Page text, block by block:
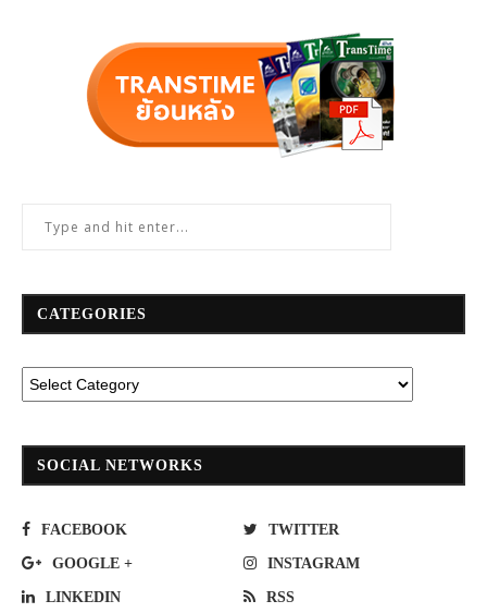
CATEGORIES
SOCIAL NETWORKS
FACEBOOK TWITTER
GOOGLE + INSTAGRAM
LINKEDIN RSS